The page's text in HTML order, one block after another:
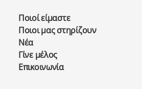
Ποιοί είμαστε
Ποιοι μας στηρίζουν
Νέα
Γίνε μέλος
Επικοινωνία